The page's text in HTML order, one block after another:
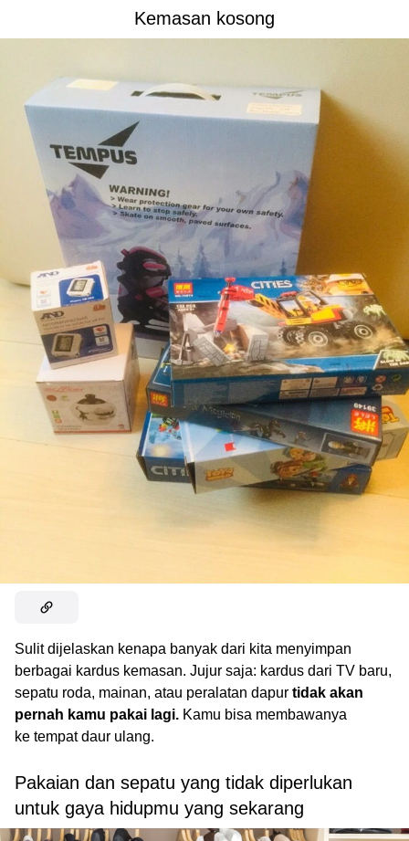
Kemasan kosong
Sulit dijelaskan kenapa banyak dari kita menyimpan
berbagai kardus kemasan. Jujur saja: kardus dari TV baru,
sepatu roda, mainan, atau peralatan dapur tidak akan
pernah kamu pakai lagi. Kamu bisa membawanya
ke tempat daur ulang.
Pakaian dan sepatu yang tidak diperlukan
untuk gaya hidupmu yang sekarang